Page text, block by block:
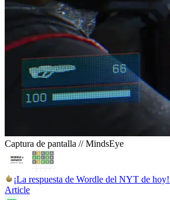
Captura de pantalla // MindsEye
¡La respuesta de Wordle del NYT de
Article